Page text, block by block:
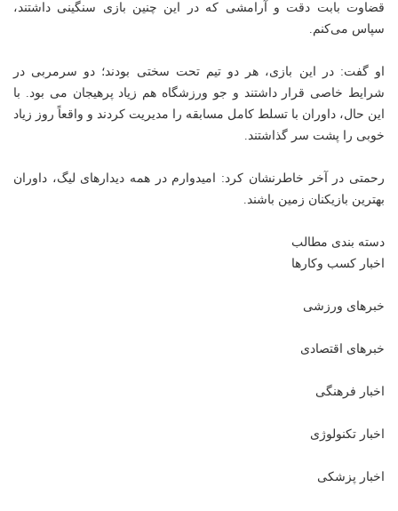
قضاوت بابت دقت و آرامشی که در این چنین بازی سنگینی داشتند،
سپاس می‌کنم.
او گفت: در این بازی، هر دو تیم تحت سختی بودند؛ دو سرمربی در
شرایط خاصی قرار داشتند و جو ورزشگاه هم زیاد پرهیجان می بود. با
این حال، داوران با تسلط کامل مسابقه را مدیریت کردند و واقعاً روز زیاد
خوبی را پشت سر گذاشتند.
رحمتی در آخر خاطرنشان کرد: امیدوارم در همه دیدارهای لیگ، داوران
بهترین بازیکنان زمین باشند.
دسته بندی مطالب
اخبار کسب وکارها
خبرهای ورزشی
خبرهای اقتصادی
اخبار فرهنگی
اخبار تکنولوژی
اخبار پزشکی